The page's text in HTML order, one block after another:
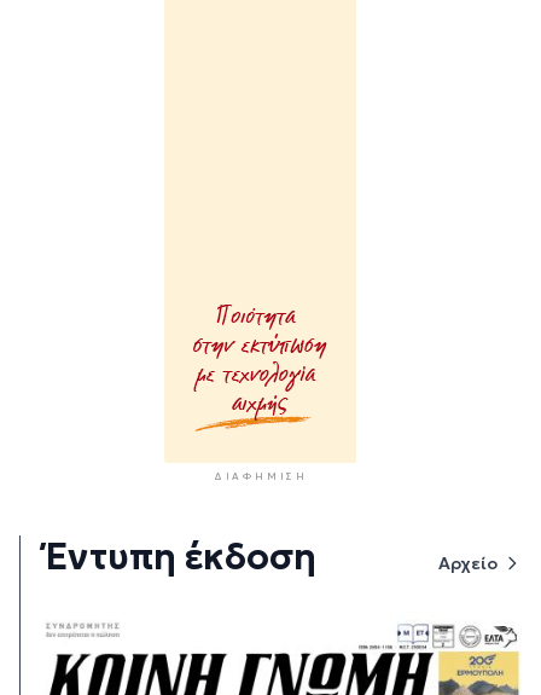
ΔΙΑΦΉΜΙΣΗ
Έντυπη έκδοση Αρχείο